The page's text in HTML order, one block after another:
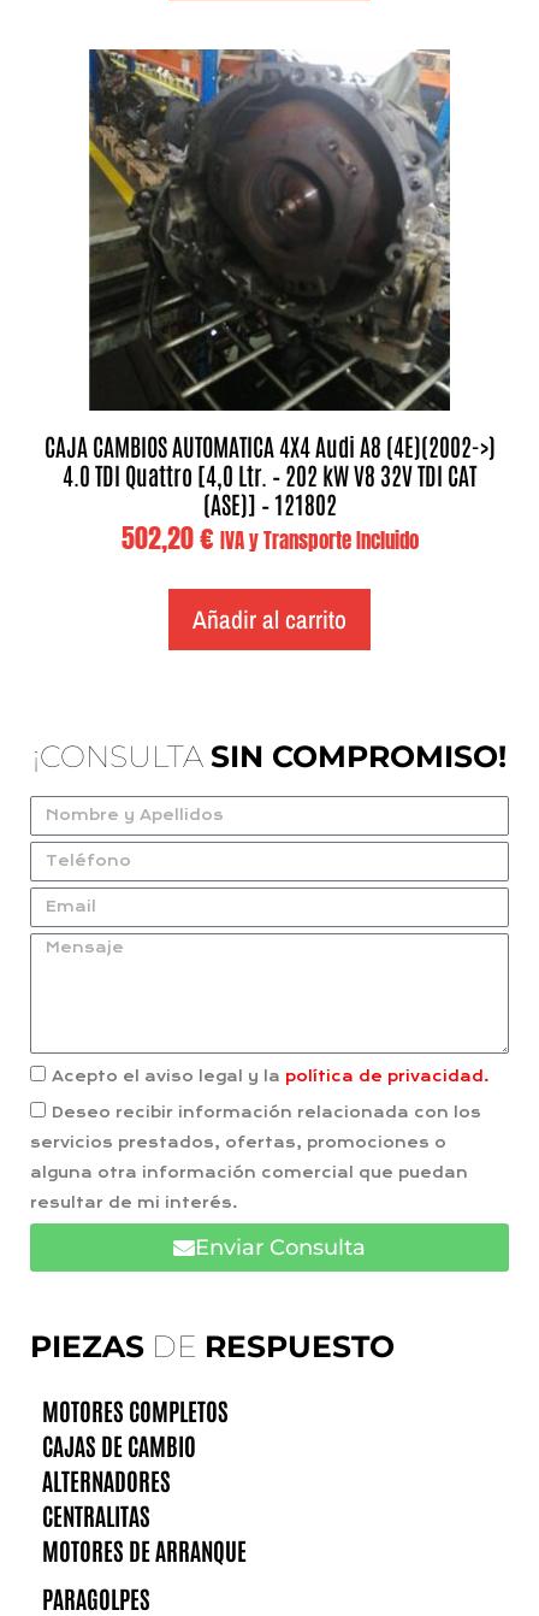
CAJA CAMBIOS AUTOMATICA 4X4 Audi A8 (4E)(2002->)
4.0 TDI Quattro [4,0 Ltr. – 202 kW V8 32V TDI CAT
(ASE)] – 121802
502,20€ IVA y Transporte Incluido
Añadir al carrito
PIEZAS DE RESPUESTO
MOTORES COMPLETOS
CAJAS DE CAMBIO
ALTERNADORES
CENTRALITAS
MOTORES DE ARRANQUE
PARAGOLPES
¡CONSULTA SIN COMPROMISO!
Acepto el aviso legal y la política de privacidad.
Deseo recibir información relacionada con los
servicios prestados, ofertas, promociones o
alguna otra información comercial que puedan
resultar de mi interés.
Enviar Consulta